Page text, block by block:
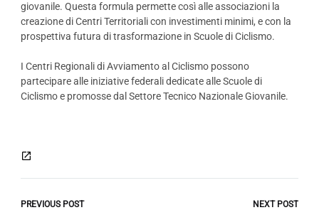
giovanile. Questa formula permette così alle associazioni la
creazione di Centri Territoriali con investimenti minimi, e con la
prospettiva futura di trasformazione in Scuole di Ciclismo.
I Centri Regionali di Avviamento al Ciclismo possono
partecipare alle iniziative federali dedicate alle Scuole di
Ciclismo e promosse dal Settore Tecnico Nazionale Giovanile.
PREVIOUS POST NEXT POST